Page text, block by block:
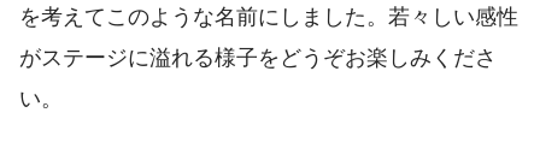
を考えてこのような名前にしました。若々しい感性
がステージに溢れる様子をどうぞお楽しみくださ
い。